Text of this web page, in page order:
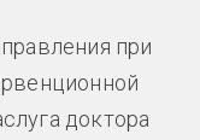
при
доктора